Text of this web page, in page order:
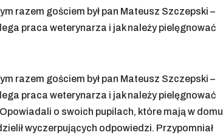
razem gościem był pan Mateusz Szczepski –
praca weterynarza i jak należy pielęgnować
razem gościem był pan Mateusz Szczepski –
praca weterynarza i jak należy pielęgnować
o swoich pupilach, które mają w domu
wyczerpujących odpowiedzi. Przypomniał